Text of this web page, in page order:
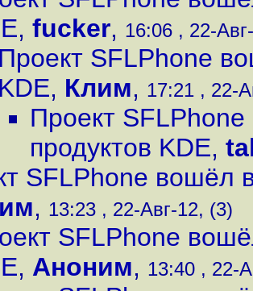
, fucker, 16:06 , 22-
Проект SFLPhone
KDE, Клим, 17:21 , 22-
Проект
продуктов KDE,
SFLPhone вошёл
, 13:23 , 22-Авг-12, (3)
SFLPhone
, Аноним, 13:40 , 22-